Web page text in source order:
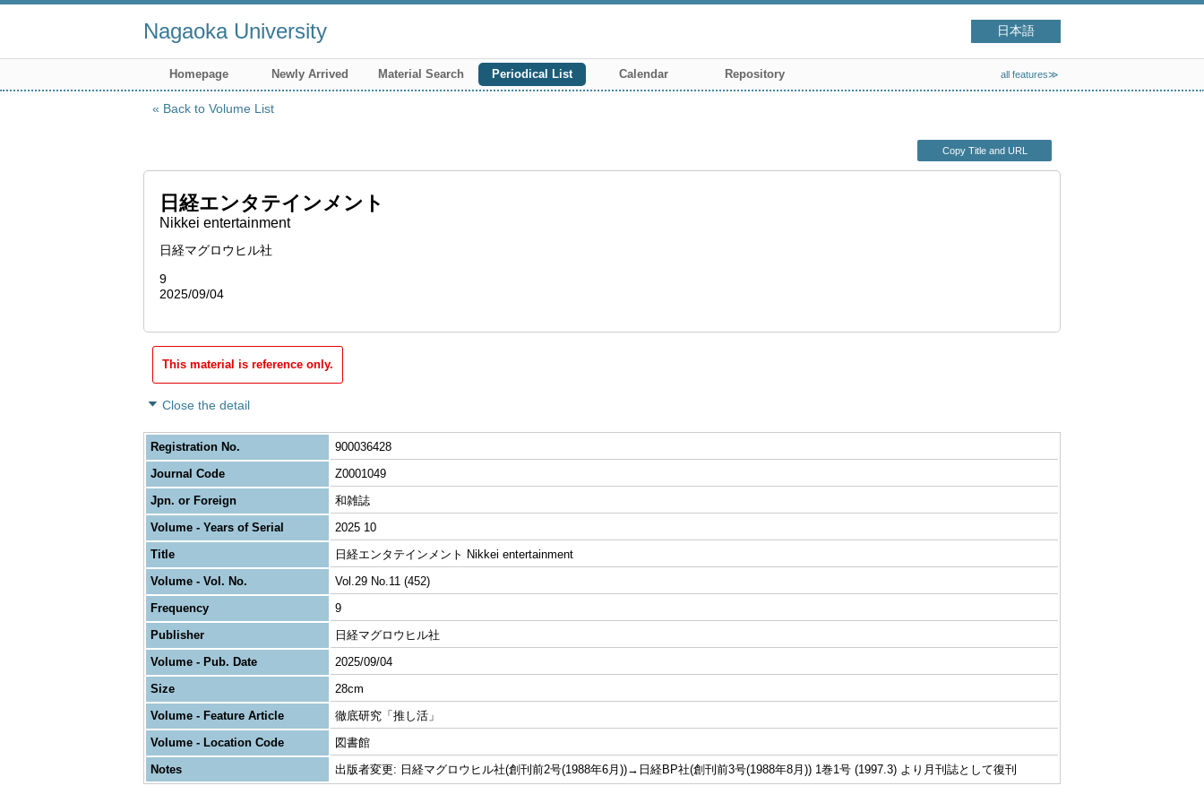
Nagaoka University 日本語
Homepage Newly Arrived Material Search Periodical List Calendar Repository all features≫
Back to Volume List
Copy Title and URL
日経エンタテインメント
Nikkei entertainment
日経マグロウヒル社
9
2025/09/04
This material is reference only.
Close the detail
Registration No.
900036428
Journal Code
Z0001049
Jpn. or Foreign
和雑誌
Volume - Years of Serial
2025 10
Title
日経エンタテインメント Nikkei entertainment
Volume - Vol. No.
Vol.29 No.11 (452)
Frequency
9
Publisher
日経マグロウヒル社
Volume - Pub. Date
2025/09/04
Size
28cm
Volume - Feature Article
徹底研究「推し活」
Volume - Location Code
図書館
Notes
出版者変更: 日経マグロウヒル社(創刊前2号(1988年6月))→日経BP社(創刊前3号(1988年8月)) 1巻1号 (1997.3) より月刊誌として復刊